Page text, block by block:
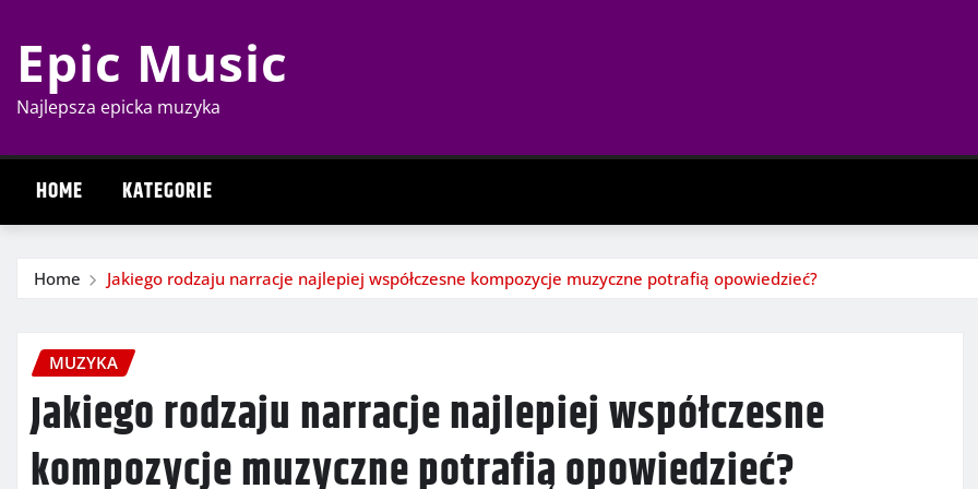
content
Epic Music
Najlepsza epicka muzyka
HOME KATEGORIE
Home Jakiego rodzaju narracje najlepiej współczesne kompozycje muzyczne potrafią opowiedzieć?
MUZYKA
Jakiego rodzaju narracje najlepiej współczesne
kompozycje muzyczne potrafią opowiedzieć?